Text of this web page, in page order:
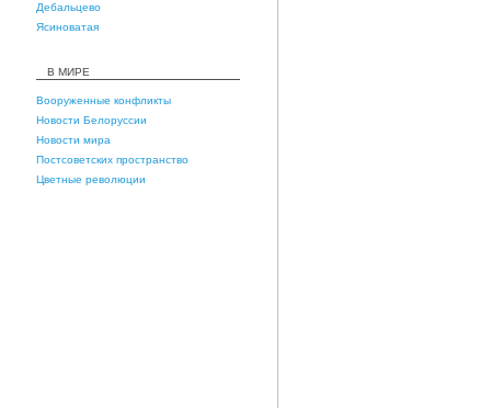
Дебальцево
Ясиноватая
В МИРЕ
Вооруженные конфликты
Новости Белоруссии
Новости мира
Постсоветских пространство
Цветные революции